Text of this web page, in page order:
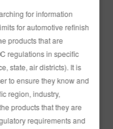
que transmita su
grises impulsó la
for information
for automotive refinish
products that are
regulations in specific
state, air districts). It is
to ensure they know and
region, industry,
products that they are
requirements and